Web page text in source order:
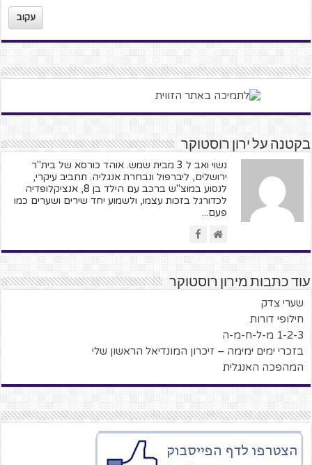
עקוב
בקטנה על ירון רוסטוקר
נשוי ואב ל 3 מבית שמש. אוהד כורסא של בית"ר
ירושלים, ליברפול ונבחרת אנגליה. תחביב עיקרי,
לנסוע במוצ"ש ברכב עם הילד בן 8, אנציקלופדיה
לכדורגל בזכות עצמו, ולשמוע יחד שירים ושערים כמו
פעם...
עוד כתבות מירון רוסטוקר
שערי צדק
חילופי דורות
1-2-3 מ-ל-ח-מ-ה
בזכרי ימים ימימה – זיכרון המונדיאל הראשון שלי
המהפכה האנגלית